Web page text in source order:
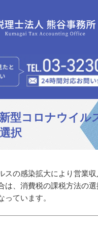
新型コロナウイル
択
スの感染拡大により営業
は、消費税の課税方法の
ています。